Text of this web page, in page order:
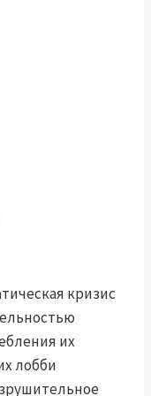
кризис
их
лобби